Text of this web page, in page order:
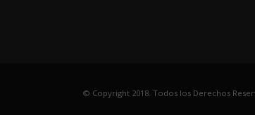
© Copyright 2018. Todos los Derechos